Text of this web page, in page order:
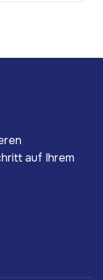
auf Ihrem